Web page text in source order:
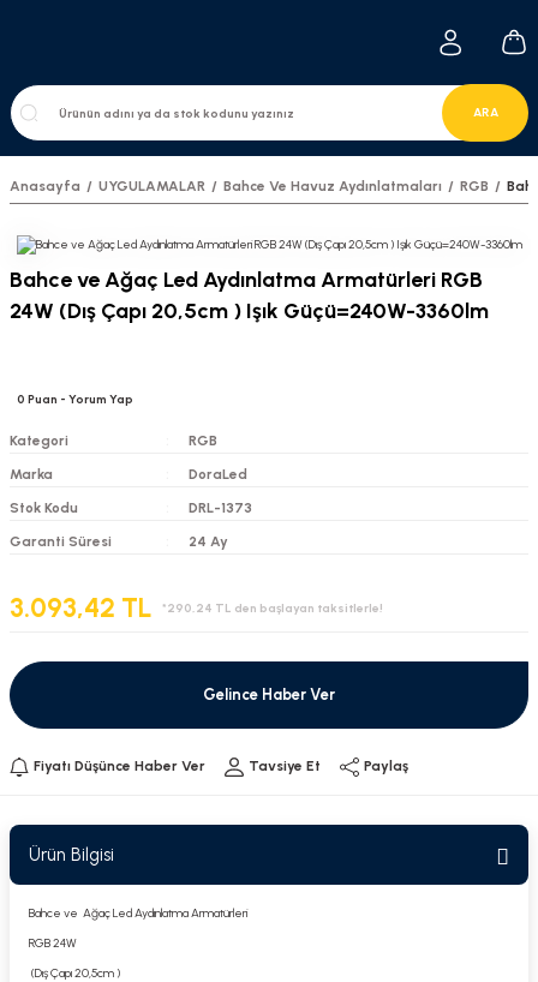
ARA
Anasayfa UYGULAMALAR Bahce Ve Havuz Aydınlatmaları RGB
Bahce ve Ağaç Led Aydınlatma Armatürleri RGB
24W (Dış Çapı 20,5cm ) Işık Güçü=240W-3360lm
0 Puan - Yorum Yap
Kategori
RGB
Marka
DoraLed
Stok Kodu
DRL-1373
Garanti Süresi
24 Ay
3.093,42 TL *290,24 TL den başlayan taksitlerle!
Gelince Haber Ver
Fiyatı Düşünce Haber Ver Tavsiye Et Paylaş
Ürün Bilgisi
Bahce ve Ağaç Led Aydınlatma Armatürleri
RGB 24W
(Dış Çapı 20,5cm )